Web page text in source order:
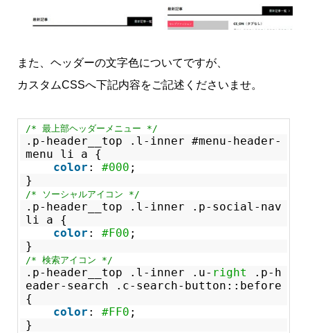
また、ヘッダーの文字色についてですが、
カスタムCSSへ下記内容をご記述くださいませ。
/* 最上部ヘッダーメニュー */
.p-header__top .l-inner #menu-header-
menu li a {
color : #000 ;
}
/* ソーシャルアイコン */
.p-header__top .l-inner .p-social-nav
li a {
color : #F00 ;
}
/* 検索アイコン */
.p-header__top .l-inner .u- right
.p-h
eader-search .c-search-button::before
{
color : #FF0 ;
}